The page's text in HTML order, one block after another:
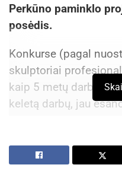
Perkūno paminklo
posėdis.
Konkurse (pagal
skulptoriai
kaip 5 metų darbo
keletą darbų, jau
reformatų bažnyčios,